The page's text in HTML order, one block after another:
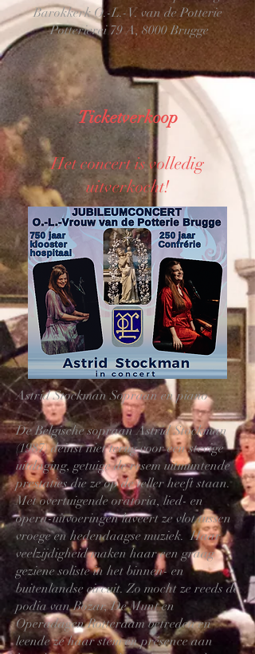
Barokkerk O.-L.-V. van de Potterie
Potterierei 79 A, 8000 Brugge
Ticketverkoop
Het concert is volledig
uitverkocht!
Astrid Stockman Sopraan en piano
De Belgische sopraan Astrid Stockman
(1987) deinst niet terug voor een stevige
uitdaging, getuige de resem uitmuntende
prestaties die ze op de teller heeft staan.
Met overtuigende oratoria, lied- en
opera-uitvoeringen laveert ze vlot tussen
vroege en hedendaagse muziek. Haar
veelzijdigheid maken haar een graag
geziene soliste in het binnen- en
buitenlandse circuit. Zo mocht ze reeds de
podia van Bozar, De Munt en
Operadagen Rotterdam betreden en
leende ze haar stem en présence aan